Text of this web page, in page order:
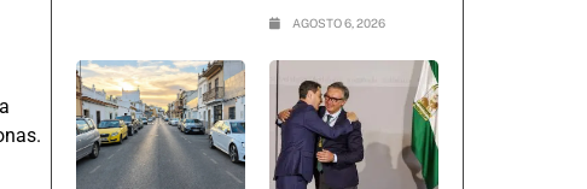
AGOSTO 6, 2026